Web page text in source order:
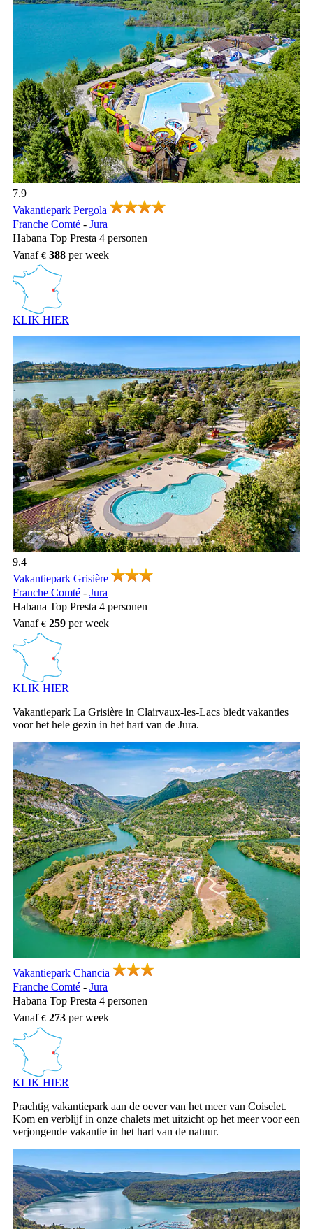
Vakantiepark Pergola, Vakantiepark Franche Comté
7.9
Vakantiepark Pergola
Franche Comté - Jura
Habana Top Presta 4 personen
Vanaf
388 per week
KLIK HIER
In de Jura, direct aan het strand van hetmeer van Chalain met
verwarmd, overdekt zwembad.
Vakantiepark Grisière, Vakantiepark Franche Comté
9.4
Vakantiepark Grisière
Franche Comté - Jura
Habana Top Presta 4 personen
Vanaf
259 per week
KLIK HIER
Vakantiepark La Grisière in Clairvaux-les-Lacs biedt vakanties
voor het hele gezin in het hart van de Jura.
Vakantiepark Chancia, Vakantiepark Franche Comté
Vakantiepark Chancia
Franche Comté - Jura
Habana Top Presta 4 personen
Vanaf
273 per week
KLIK HIER
Prachtig vakantiepark aan de oever van het meer van Coiselet.
Kom en verblijf in onze chalets met uitzicht op het meer voor een
verjongende vakantie in het hart van de natuur.